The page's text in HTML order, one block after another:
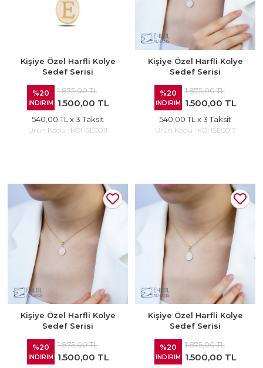
Kişiye Özel Harfli Kolye
Sedef Serisi
%20
İNDİRİM
1.875,00 TL
1.500,00 TL
540,00 TL x 3 Taksit
Ürün Kodu : KOHSE0011
Kişiye Özel Harfli Kolye
Sedef Serisi
%20
İNDİRİM
1.875,00 TL
1.500,00 TL
540,00 TL x 3 Taksit
Ürün Kodu : KOHSE0017
Kişiye Özel Harfli Kolye
Sedef Serisi
%20
İNDİRİM
1.875,00 TL
1.500,00 TL
Kişiye Özel Harfli Kolye
Sedef Serisi
%20
İNDİRİM
1.875,00 TL
1.500,00 TL